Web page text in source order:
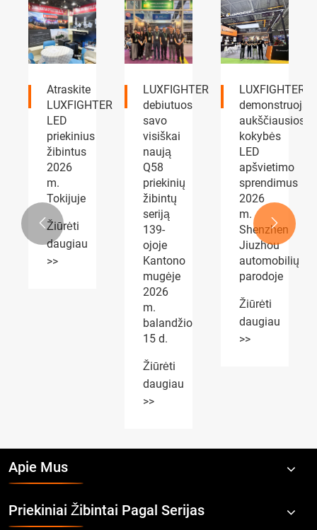
LUXFIGHTER
debiutuos
savo
visiškai
naują
Q58
priekinių
žibintų
seriją
139-
ojoje
Kantono
LUXFIGHTER
demonstruoja
aukščiausios
kokybės
LED
apšvietimo
sprendimus
2026
m.
Shenzhen
Jiuzhou
automobilių
parodoje
Žiūrėti
daugiau
>>
LUXFIGHTER
LED
priekiniai
ir rūko
žibintai
AUTOMOTIVE
PARTS
Expo
sulaukė
plataus
pripažinimo
Žiūrėti
>>
 
Apie Mus
Priekiniai Žibintai Pagal Serijas